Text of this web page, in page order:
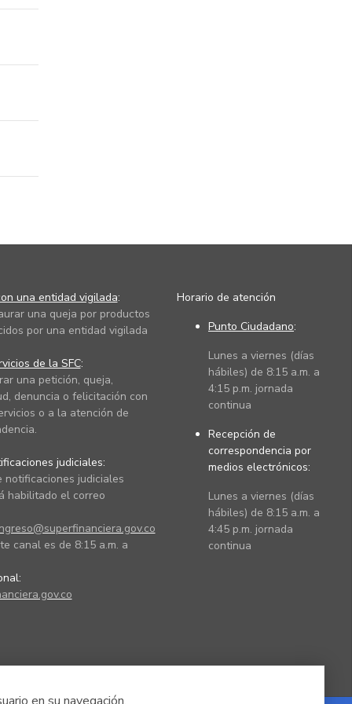
una entidad vigilada:
una queja por productos
por una entidad vigilada
de la SFC:
una petición, queja,
denuncia o felicitación con
o a la atención de
judiciales:
notificaciones judiciales
habilitado el correo
canal es de 8:15 a.m. a
Horario de atención
Punto Ciudadano:
Lunes a viernes (días
hábiles) de 8:15 a.m. a
4:15 p.m. jornada
continua
Recepción de
correspondencia por
medios electrónicos:
Lunes a viernes (días
hábiles) de 8:15 a.m. a
4:45 p.m. jornada
continua